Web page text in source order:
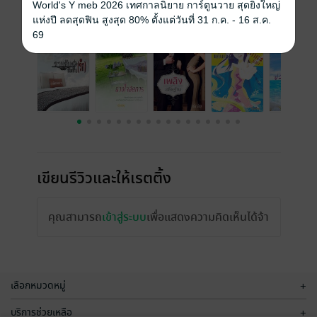
เรื่องที่คุณน่าจะสนใจ
เขียนรีวิวและให้เรตติ้ง
คุณสามารถเข้าสู่ระบบเพื่อแสดงความคิดเห็นได้จ้า
เลือกหมวดหมู่ +
บริการช่วยเหลือ +
World's Y meb 2026 เทศกาลนิยาย การ์ตูนวาย สุดยิ่งใหญ่
แห่งปี ลดสุดฟิน สูงสุด 80% ตั้งแต่วันที่ 31 ก.ค. - 16 ส.ค.
69